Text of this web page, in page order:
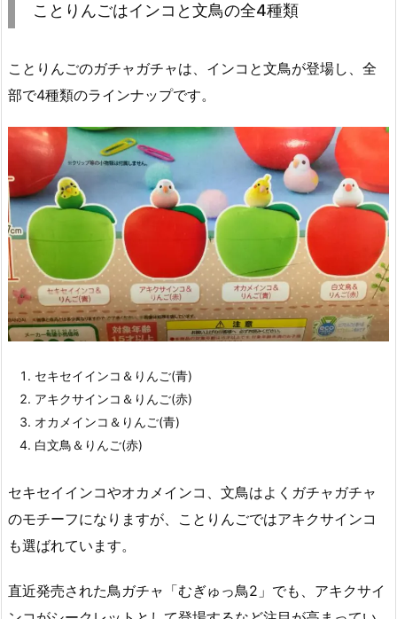
ことりんごはインコと文鳥の全4種類
ことりんごのガチャガチャは、インコと文鳥が登場し、全
部で4種類のラインナップです。
セキセイインコ＆りんご(青)
アキクサインコ＆りんご(赤)
オカメインコ＆りんご(青)
白文鳥＆りんご(赤)
セキセイインコやオカメインコ、文鳥はよくガチャガチャ
のモチーフになりますが、ことりんごではアキクサインコ
も選ばれています。
直近発売された鳥ガチャ「むぎゅっ鳥2」でも、アキクサイ